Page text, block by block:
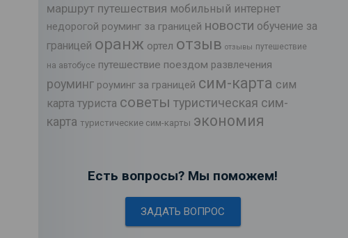
маршрут путешествия мобильный интернет
недорогой роуминг за границей новости обучение за
границей оранж ортел отзыв отзывы путешествие
на автобусе путешествие поездом развлечения
роуминг роуминг за границей сим-карта сим
карта туриста советы туристическая сим-
карта туристические сим-карты экономия
Есть вопросы? Мы поможем!
ЗАДАТЬ ВОПРОС